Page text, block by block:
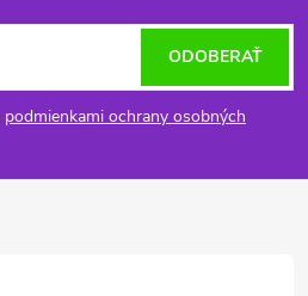
podmienkami ochrany osobných
ODOBERAŤ